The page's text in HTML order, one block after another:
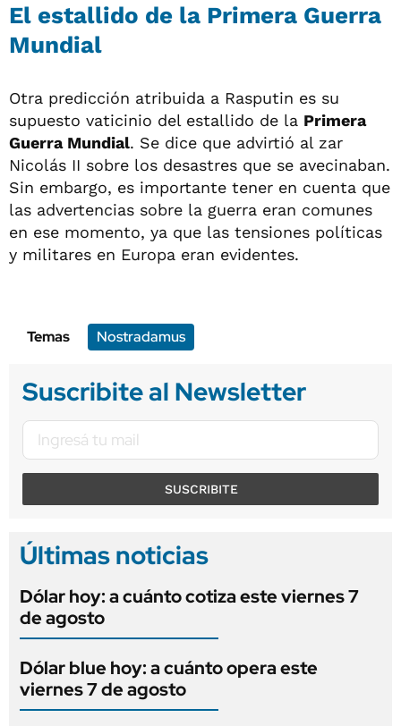
El estallido de la Primera Guerra
Mundial
Otra predicción atribuida a Rasputin es su
supuesto vaticinio del estallido de la Primera
Guerra Mundial. Se dice que advirtió al zar
Nicolás II sobre los desastres que se avecinaban.
Sin embargo, es importante tener en cuenta que
las advertencias sobre la guerra eran comunes
en ese momento, ya que las tensiones políticas
y militares en Europa eran evidentes.
Temas Nostradamus
Suscribite al Newsletter
SUSCRIBITE
Últimas noticias
Dólar hoy: a cuánto cotiza este viernes 7
de agosto
Dólar blue hoy: a cuánto opera este
viernes 7 de agosto